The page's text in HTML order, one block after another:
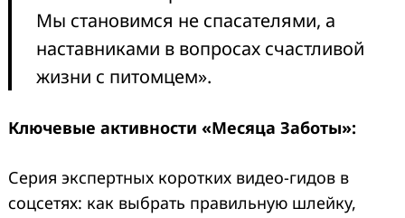
Мы становимся не спасателями, а
наставниками в вопросах счастливой
жизни с питомцем».
Ключевые активности «Месяца Заботы»:
Серия экспертных коротких видео-гидов в
соцсетях: как выбрать правильную шлейку,